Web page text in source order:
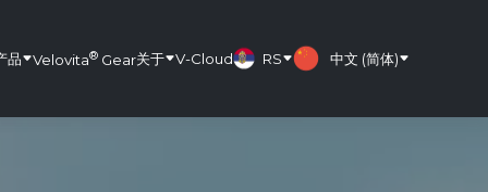
品 Velovita® Gear关于 V-Cloud RS 中文 (简体)